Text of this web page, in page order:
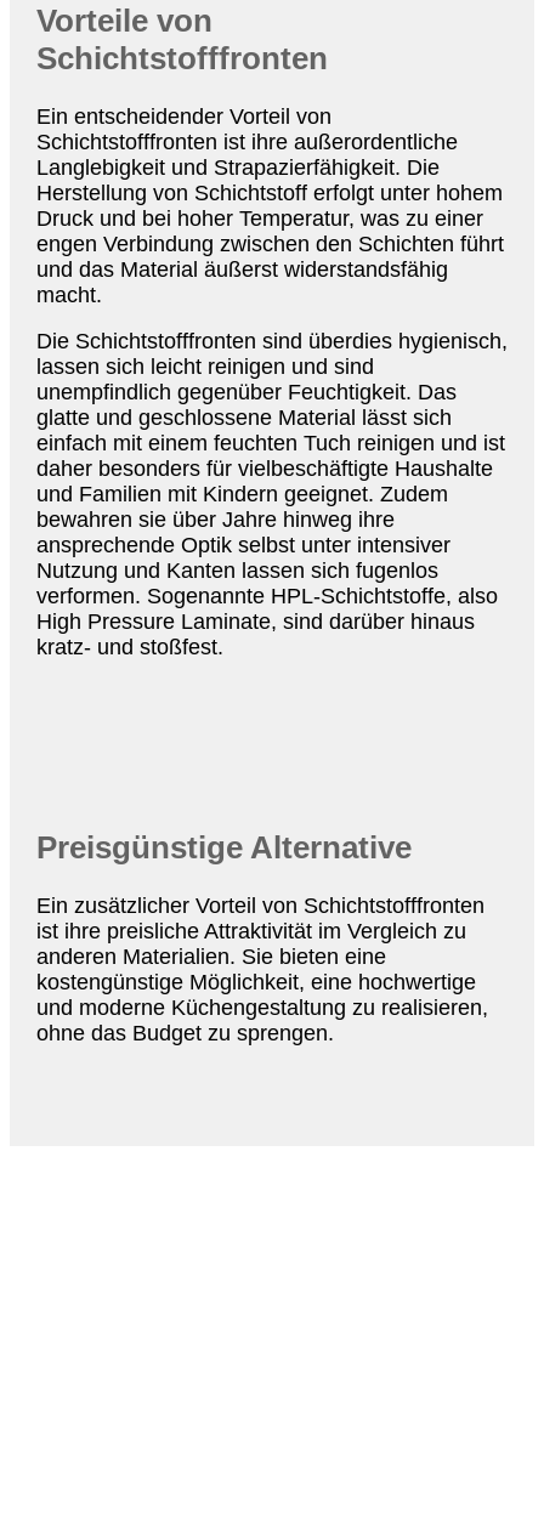
Vorteile von
Schichtstofffronten
Ein entscheidender Vorteil von
Schichtstofffronten ist ihre außerordentliche
Langlebigkeit und Strapazierfähigkeit. Die
Herstellung von Schichtstoff erfolgt unter hohem
Druck und bei hoher Temperatur, was zu einer
engen Verbindung zwischen den Schichten führt
und das Material äußerst widerstandsfähig
macht.
Die Schichtstofffronten sind überdies hygienisch,
lassen sich leicht reinigen und sind
unempfindlich gegenüber Feuchtigkeit. Das
glatte und geschlossene Material lässt sich
einfach mit einem feuchten Tuch reinigen und ist
daher besonders für vielbeschäftigte Haushalte
und Familien mit Kindern geeignet. Zudem
bewahren sie über Jahre hinweg ihre
ansprechende Optik selbst unter intensiver
Nutzung und Kanten lassen sich fugenlos
verformen. Sogenannte HPL-Schichtstoffe, also
High Pressure Laminate, sind darüber hinaus
kratz- und stoßfest.
Preisgünstige Alternative
Ein zusätzlicher Vorteil von Schichtstofffronten
ist ihre preisliche Attraktivität im Vergleich zu
anderen Materialien. Sie bieten eine
kostengünstige Möglichkeit, eine hochwertige
und moderne Küchengestaltung zu realisieren,
ohne das Budget zu sprengen.